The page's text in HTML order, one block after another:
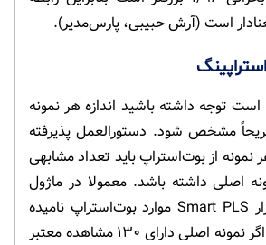
است (آرش حبیبی، پارس‌مدیر).
توجه داشته باشید اندازه هر نمونه
مشخص شود. دستورالعمل پذیرفته
از بوت‌استراپ باید تعداد مشابهی
اصلی داشته باشد. معمولا در ماژول
بوت استراپ نرم‌افزار Smart PLS موارد بوت‌استراپ نامیده
می‌شود. برای مثال اگر نمونه اصلی دارای ۱۳۰ مشاهده معتبر